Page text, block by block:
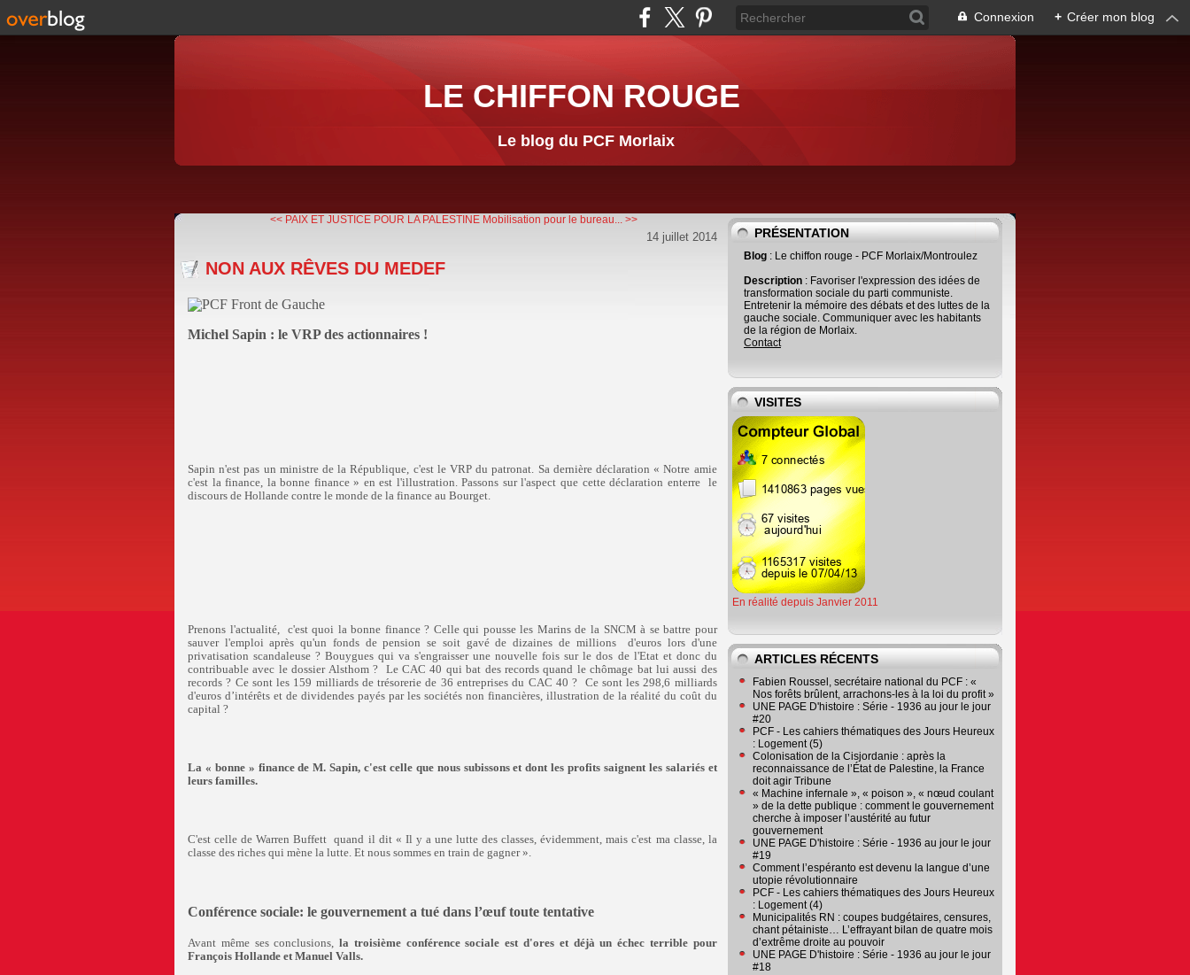
Connexion + Créer mon blog
LE CHIFFON ROUGE
Le blog du PCF Morlaix
<< PAIX ET JUSTICE POUR LA PALESTINE Mobilisation pour le bureau... >>
14 juillet 2014
NON AUX RÊVES DU MEDEF
Michel Sapin : le VRP des actionnaires !
Sapin n'est pas un ministre de la République, c'est le VRP du patronat. Sa dernière déclaration « Notre amie
c'est la finance, la bonne finance » en est l'illustration. Passons sur l'aspect que cette déclaration enterre
le
discours de Hollande contre le monde de la finance au Bourget.
Prenons l'actualité,
c'est quoi la bonne finance ? Celle qui pousse les Marins de la SNCM à se battre pour
sauver l'emploi après qu'un fonds de pension se soit gavé de dizaines de millions
d'euros lors d'une
privatisation scandaleuse ? Bouygues qui va s'engraisser une nouvelle fois sur le dos de l'Etat et donc du
contribuable avec le dossier Alsthom ?
Le CAC 40 qui bat des records quand le chômage bat lui aussi des
records ? Ce sont les 159 milliards de trésorerie de 36 entreprises du CAC 40 ? Ce sont les 298,6 milliards
d'euros d’intérêts et de dividendes payés par les sociétés non financières, illustration de la réalité du coût du
capital ?
La « bonne » finance de M. Sapin, c'est celle que nous subissons et dont les profits saignent les salariés et
leurs familles.
C'est celle de Warren Buffett quand il dit « Il y a une lutte des classes, évidemment, mais c'est ma classe, la
classe des riches qui mène la lutte. Et nous sommes en train de gagner ».
Conférence sociale: le gouvernement a tué dans l’œuf toute tentative
Avant même ses conclusions,la troisième conférence sociale est d'ores et déjà un échec terrible pour
François Hollande et Manuel Valls.
PRÉSENTATION
Blog : Le chiffon rouge - PCF Morlaix/Montroulez
Description : Favoriser l'expression des idées de
transformation sociale du parti communiste.
Entretenir la mémoire des débats et des luttes de la
gauche sociale. Communiquer avec les habitants
de la région de Morlaix.
Contact
VISITES
En réalité depuis Janvier 2011
ARTICLES RÉCENTS
Fabien Roussel, secrétaire national du PCF : «
Nos forêts brûlent, arrachons-les à la loi du profit »
UNE PAGE D'histoire : Série - 1936 au jour le jour
#20
PCF - Les cahiers thématiques des Jours Heureux
: Logement (5)
Colonisation de la Cisjordanie : après la
reconnaissance de l’État de Palestine, la France
doit agir Tribune
« Machine infernale », « poison », « nœud coulant
» de la dette publique : comment le gouvernement
cherche à imposer l’austérité au futur
gouvernement
UNE PAGE D'histoire : Série - 1936 au jour le jour
#19
Comment l’espéranto est devenu la langue d’une
utopie révolutionnaire
PCF - Les cahiers thématiques des Jours Heureux
: Logement (4)
Municipalités RN : coupes budgétaires, censures,
chant pétainiste… L’effrayant bilan de quatre mois
d’extrême droite au pouvoir
UNE PAGE D'histoire : Série - 1936 au jour le jour
#18